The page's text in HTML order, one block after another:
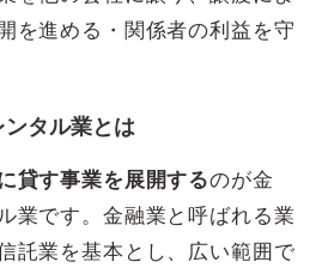
を進める・関係者の利益を守
タル業とは
貸す事業を展開するのが金
業です。金融業と呼ばれる業
託業を基本とし、広い範囲で